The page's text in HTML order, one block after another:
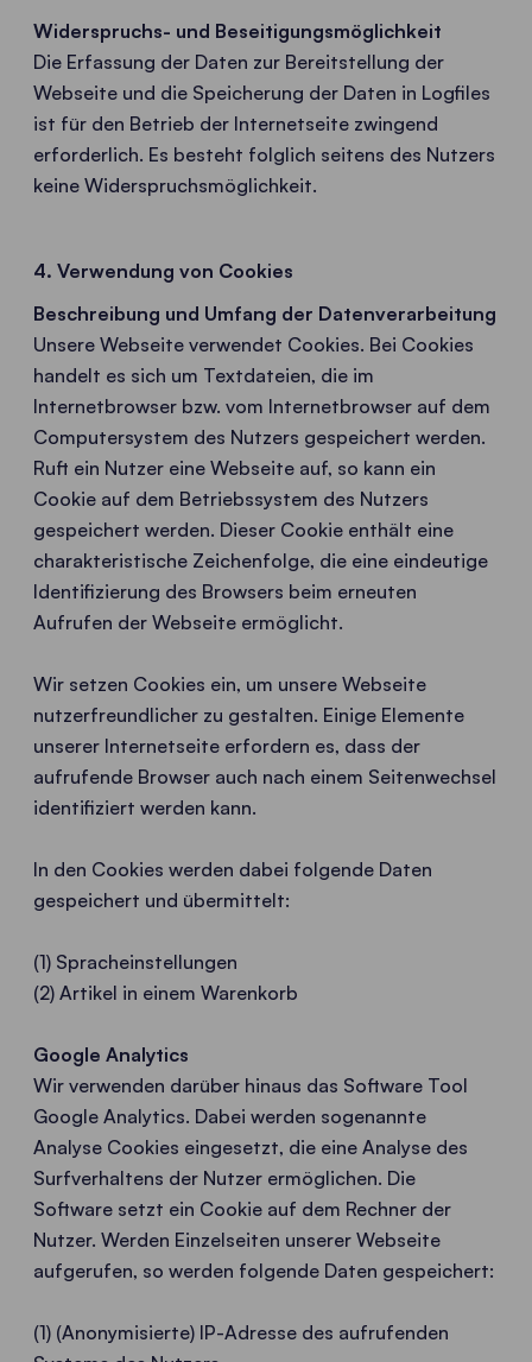
Widerspruchs- und Beseitigungsmöglichkeit
Die Erfassung der Daten zur Bereitstellung der
Webseite und die Speicherung der Daten in Logfiles
ist für den Betrieb der Internetseite zwingend
erforderlich. Es besteht folglich seitens des Nutzers
keine Widerspruchsmöglichkeit.
4. Verwendung von Cookies
Beschreibung und Umfang der Datenverarbeitung
Unsere Webseite verwendet Cookies. Bei Cookies
handelt es sich um Textdateien, die im
Internetbrowser bzw. vom Internetbrowser auf dem
Computersystem des Nutzers gespeichert werden.
Ruft ein Nutzer eine Webseite auf, so kann ein
Cookie auf dem Betriebssystem des Nutzers
gespeichert werden. Dieser Cookie enthält eine
charakteristische Zeichenfolge, die eine eindeutige
Identifizierung des Browsers beim erneuten
Aufrufen der Webseite ermöglicht.
Wir setzen Cookies ein, um unsere Webseite
nutzerfreundlicher zu gestalten. Einige Elemente
unserer Internetseite erfordern es, dass der
aufrufende Browser auch nach einem Seitenwechsel
identifiziert werden kann.
In den Cookies werden dabei folgende Daten
gespeichert und übermittelt:
(1) Spracheinstellungen
(2) Artikel in einem Warenkorb
Google Analytics
Wir verwenden darüber hinaus das Software Tool
Google Analytics. Dabei werden sogenannte
Analyse Cookies eingesetzt, die eine Analyse des
Surfverhaltens der Nutzer ermöglichen. Die
Software setzt ein Cookie auf dem Rechner der
Nutzer. Werden Einzelseiten unserer Webseite
aufgerufen, so werden folgende Daten gespeichert:
(1) (Anonymisierte) IP-Adresse des aufrufenden